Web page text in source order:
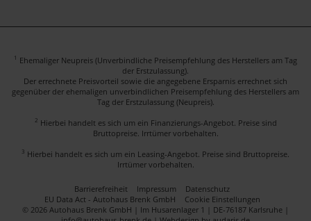
1 Ehemaliger Neupreis (Unverbindliche Preisempfehlung des Herstellers am Tag
der Erstzulassung).
Der errechnete Preisvorteil sowie die angegebene Ersparnis errechnet sich
gegenüber der ehemaligen unverbindlichen Preisempfehlung des Herstellers am
Tag der Erstzulassung (Neupreis).
2 Hierbei handelt es sich um ein Finanzierungs-Angebot. Preise sind
Bruttopreise. Irrtümer vorbehalten.
3 Hierbei handelt es sich um ein Leasing-Angebot. Preise sind Bruttopreise.
Irrtümer vorbehalten.
Barrierefreiheit Impressum
Datenschutz
EU Data Act - Autohaus Brenk GmbH
Cookie Einstellungen
© 2026 Autohaus Brenk GmbH | Im Husarenlager 1 | DE-76187 Karlsruhe |